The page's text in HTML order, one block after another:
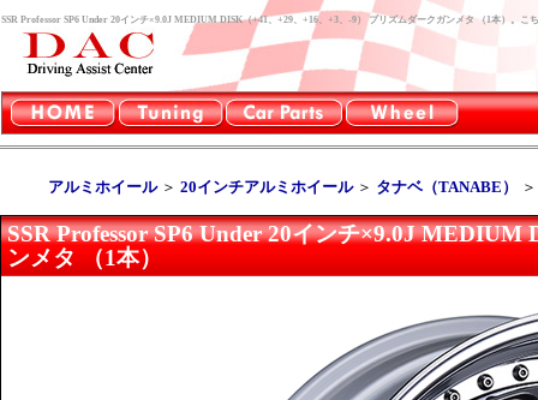
SSR Professor SP6 Under 20インチ×9.0J MEDIUM DISK（+41、+29、+16、+3、-9） プリズムダークガンメタ （1本）。
アルミホイール＞ 20インチアルミホイール＞ タナベ（TANABE）
SSR Professor SP6 Under 20インチ×9.0J
ンメタ （1本）